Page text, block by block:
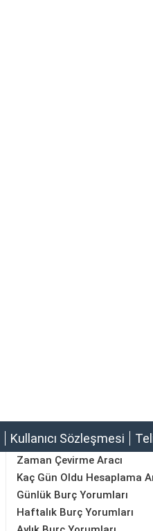
Kullanıcı Sözleşmesi
Zaman Çevirme Aracı
Kaç Gün Oldu Hesaplama
Günlük Burç Yorumları
Haftalık Burç Yorumları